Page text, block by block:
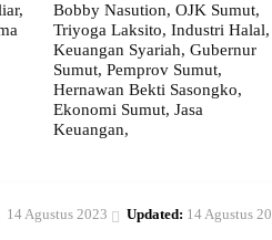
Bobby Nasution, OJK Sumut,
Triyoga Laksito, Industri Halal,
Keuangan Syariah, Gubernur
Sumut, Pemprov Sumut,
Hernawan Bekti Sasongko,
Ekonomi Sumut, Jasa
Keuangan,
14 Agustus 2023 Updated: 14 Agustus